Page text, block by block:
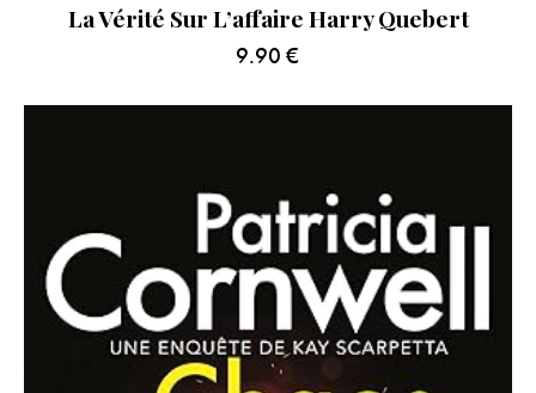
La Vérité Sur L’affaire Harry Quebert
9.90 €